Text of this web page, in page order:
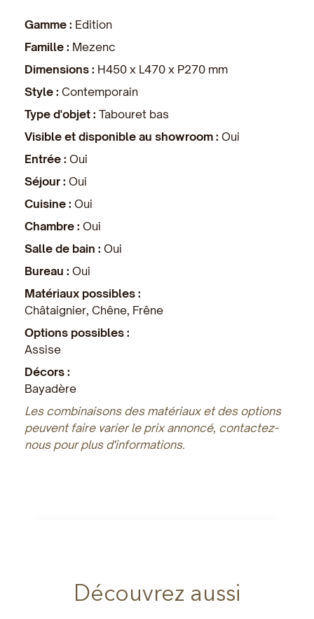
Gamme : Edition
Famille : Mezenc
Dimensions : H450 x L470 x P270 mm
Style : Contemporain
Type d'objet : Tabouret bas
Visible et disponible au showroom : Oui
Entrée : Oui
Séjour : Oui
Cuisine : Oui
Chambre : Oui
Salle de bain : Oui
Bureau : Oui
Matériaux possibles :
Châtaignier, Chêne, Frêne
Options possibles :
Assise
Décors :
Bayadère
Les combinaisons des matériaux et des options
peuvent faire varier le prix annoncé, contactez-
nous pour plus d'informations.
Découvrez aussi